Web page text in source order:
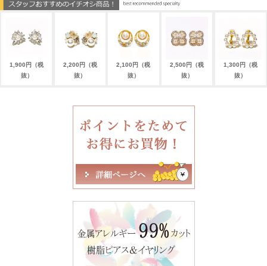
1,900円（税
抜）
2,200円（税
抜）
2,100円（税
抜）
2,500円（税
抜）
1,300円（税
抜）